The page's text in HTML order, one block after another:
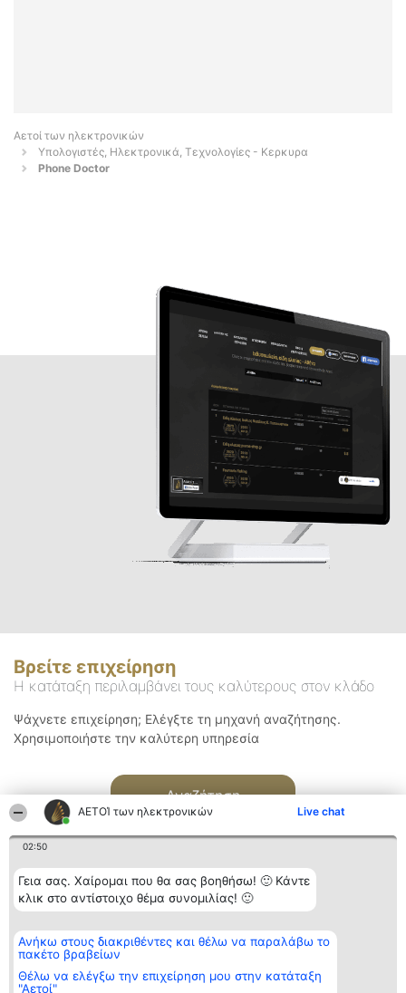
ΑΕΤΟΊ των ηλεκτρονικών Live chat
02:50
Γεια σας. Χαίρομαι που θα σας βοηθήσω! 🙂 Κάντε
κλικ στο αντίστοιχο θέμα συνομιλίας! 🙂
Ανήκω στους διακριθέντες και θέλω να παραλάβω το
πακέτο βραβείων
Θέλω να ελέγξω την επιχείρηση μου στην κατάταξη
"Αετοί"
Αετοί των ηλεκτρονικών
Υπολογιστές, Ηλεκτρονικά, Τεχνολογίες - Κερκυρα
Phone Doctor
Βρείτε επιχείρηση
Η κατάταξη περιλαμβάνει τους καλύτερους στον κλάδο
Ψάχνετε επιχείρηση; Ελέγξτε τη μηχανή αναζήτησης.
Χρησιμοποιήστε την καλύτερη υπηρεσία
Αναζήτηση
Διοργανωτής της
κατάταξης
BEAUTIFUL COMPANY
ΤΗΛ. ΕΠΙΚΟΙΝΩΝΙΑΣ:
Κατάταξη
Διακριθέντες
των
διακριθέντων
Επικοινωνία
Επικοινωνία